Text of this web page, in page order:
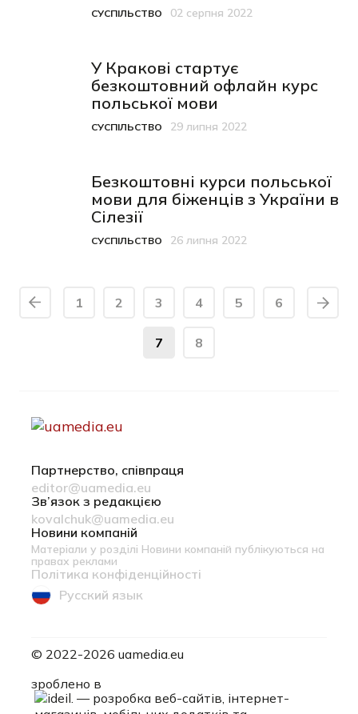
Категорія
СУСПІЛЬСТВО
Дата публікації02 серпня 2022
У Кракові стартує
безкоштовний офлайн курс
польської мови
Категорія
СУСПІЛЬСТВО
Дата публікації29 липня 2022
Безкоштовні курси польської
мови для біженців з України в
Сілезії
Категорія
СУСПІЛЬСТВО
Дата публікації26 липня 2022
1 2 3 4 5 6
7 8
Партнерство, співпраця
editor@uamedia.eu
Зв’язок з редакцією
kovalchuk@uamedia.eu
Новини компаній
Матеріали у розділі Новини компаній публікуються на
правах реклами
Політика конфіденційності
Русский язык
© 2022-2026 uamedia.eu
зроблено в